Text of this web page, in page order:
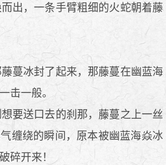
出，一条手臂粗细的火蛇朝着藤
蔓冰封了起来，那藤蔓在幽蓝海
击一般。
要送口去的刹那，藤蔓之上一丝
缠绕的瞬间，原本被幽蓝海焱冰
碎开来！